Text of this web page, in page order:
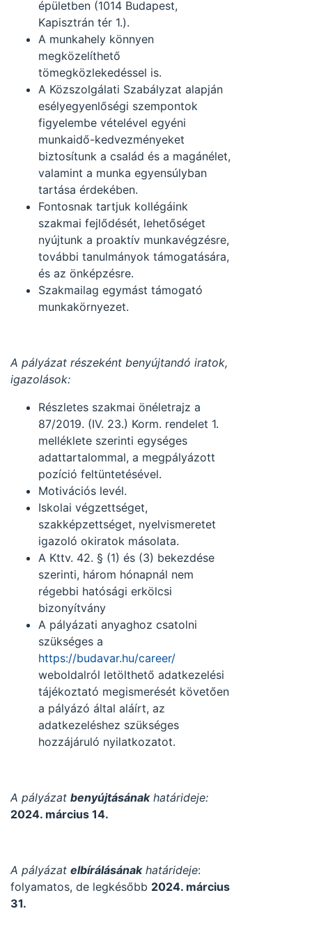
épületben (1014 Budapest,
Kapisztrán tér 1.).
A munkahely könnyen
megközelíthető
tömegközlekedéssel is.
A Közszolgálati Szabályzat alapján
esélyegyenlőségi szempontok
figyelembe vételével egyéni
munkaidő-kedvezményeket
biztosítunk a család és a magánélet,
valamint a munka egyensúlyban
tartása érdekében.
Fontosnak tartjuk kollégáink
szakmai fejlődését, lehetőséget
nyújtunk a proaktív munkavégzésre,
további tanulmányok támogatására,
és az önképzésre.
Szakmailag egymást támogató
munkakörnyezet.
A pályázat részeként benyújtandó iratok,
igazolások:
Részletes szakmai önéletrajz a
87/2019. (IV. 23.) Korm. rendelet 1.
melléklete szerinti egységes
adattartalommal, a megpályázott
pozíció feltüntetésével.
Motivációs levél.
Iskolai végzettséget,
szakképzettséget, nyelvismeretet
igazoló okiratok másolata.
A Kttv. 42. § (1) és (3) bekezdése
szerinti, három hónapnál nem
régebbi hatósági erkölcsi
bizonyítvány
A pályázati anyaghoz csatolni
szükséges a
https://budavar.hu/career/
weboldalról letölthető adatkezelési
tájékoztató megismerését követően
a pályázó által aláírt, az
adatkezeléshez szükséges
hozzájáruló nyilatkozatot.
A pályázat benyújtásánakhatárideje:
2024. március 14.
A pályázat elbírálásánakhatárideje:
folyamatos, de legkésőbb 2024. március
31.